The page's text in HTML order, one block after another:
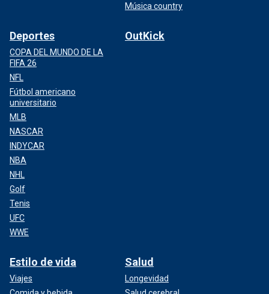
Música country
Deportes
COPA DEL MUNDO DE LA
FIFA 26
NFL
Fútbol americano
universitario
MLB
NASCAR
INDYCAR
NBA
NHL
Golf
Tenis
UFC
WWE
OutKick
Estilo de vida
Viajes
Salud
Longevidad